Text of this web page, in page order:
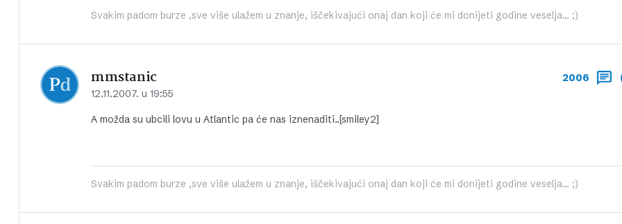
Svakim padom burze ,sve više ulažem u znanje, iščekivajući onaj dan koji će mi donijeti godine veselja... ;)
mmstanic
12.11.2007. u 19:55
2006
A možda su ubcili lovu u Atlantic pa će nas iznenaditi..[smiley2]
Svakim padom burze ,sve više ulažem u znanje, iščekivajući onaj dan koji će mi donijeti godine veselja... ;)